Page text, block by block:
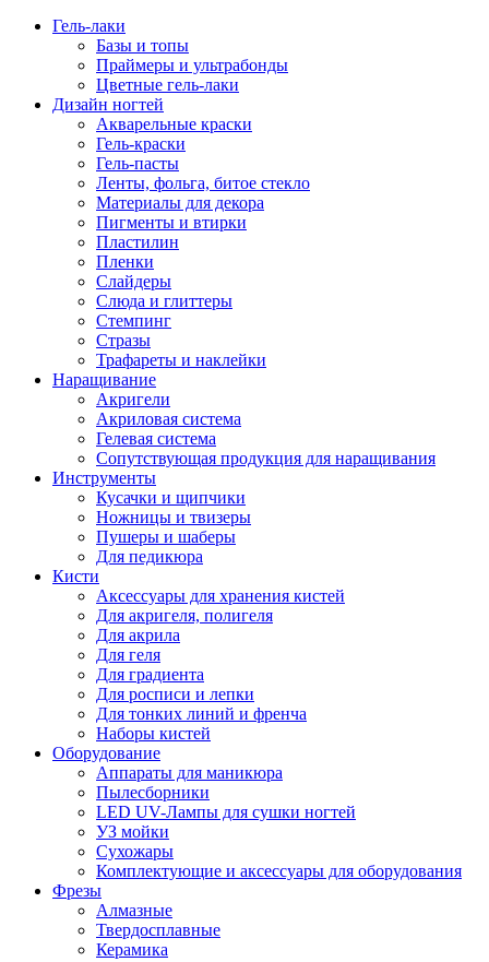
Гель-лаки
Базы и топы
Праймеры и ультрабонды
Цветные гель-лаки
Дизайн ногтей
Акварельные краски
Гель-краски
Гель-пасты
Ленты, фольга, битое стекло
Материалы для декора
Пигменты и втирки
Пластилин
Пленки
Слайдеры
Слюда и глиттеры
Стемпинг
Стразы
Трафареты и наклейки
Наращивание
Акригели
Акриловая система
Гелевая система
Сопутствующая продукция для наращивания
Инструменты
Кусачки и щипчики
Ножницы и твизеры
Пушеры и шаберы
Для педикюра
Кисти
Аксессуары для хранения кистей
Для акригеля, полигеля
Для акрила
Для геля
Для градиента
Для росписи и лепки
Для тонких линий и френча
Наборы кистей
Оборудование
Аппараты для маникюра
Пылесборники
LED UV-Лампы для сушки ногтей
УЗ мойки
Сухожары
Комплектующие и аксессуары для оборудования
Фрезы
Алмазные
Твердосплавные
Керамика